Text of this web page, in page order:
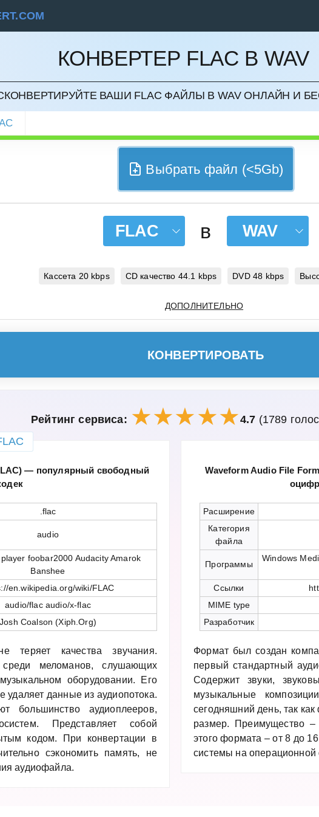
КОНВЕРТЕР FLAC В WAV
ВАШИ FLAC ФАЙЛЫ В WAV ОНЛАЙН И
ОТМЕНИТЬ
Выбрать файл (<5Gb)
FLAC в WAV
Кассета 20 kbps CD качество 44.1 kbps DVD 48 kbps
ДОПОЛНИТЕЛЬНО
КОНВЕРТИРОВАТЬ
Рейтинг сервиса: 4.7 (1789
— популярный свободный
.flac
audio
foobar2000 Audacity Amarok
Banshee
en.wikipedia.org/wiki/FLAC
audio/flac audio/x-flac
Josh Coalson (Xiph.Org)
теряет качества звучания.
среди меломанов, слушающих
оборудовании. Его
удаляет данные из аудиопотока.
большинство аудиоплееров,
Представляет собой
кодом. При конвертации в
сэкономить память, не
аудиофайла.
Waveform Audio File
Расширение
Категория
файла
Программы
Windows
Ссылки
MIME type
Разработчик
Формат был создан
первый стандартный
Содержит звуки,
музыкальные
сегодняшний день, так
размер. Преимущество
этого формата – от 8 до 16
системы на операционной